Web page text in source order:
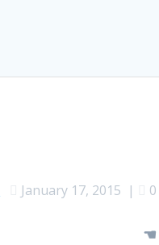
January 17, 2015 | 0
☚